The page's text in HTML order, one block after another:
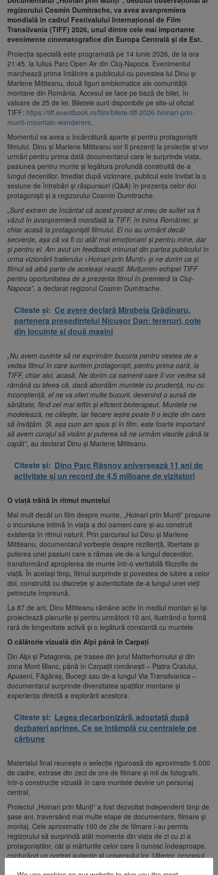
regizorului Cosmin Dumitrache, va avea avanpremiera
mondială în cadrul Festivalului Internațional de Film
Transilvania (TIFF) 2026, unul dintre cele mai importante
evenimente cinematografice din Europa Centrală și de Est.
Proiecția specială este programată pe 14 iunie 2026, de la ora
21:45, la Iulius Parc Open Air din Cluj-Napoca. Evenimentul
marchează prima întâlnire a publicului cu povestea lui Dinu și
Marlene Mititeanu, două figuri emblematice ale comunității
montane din România. Accesul se face pe bază de bilet, în
valoare de 25 de lei. Biletele sunt disponibile pe site-ul oficial
TIFF: https://tiff.eventbook.ro/film/bilete-tiff-2026-hoinari-prin-
munti-mountain-wanderers.
Momentul va avea o încărcătură aparte și pentru protagoniștii
filmului. Dinu și Marlene Mititeanu vor fi prezenți la proiecție și vor
urmări pentru prima dată documentarul care le surprinde viața,
pasiunea pentru munte și legătura profundă construită de-a
lungul deceniilor. Imediat după vizionare, publicul este invitat la o
sesiune de întrebări și răspunsuri (Q&A) în prezența celor doi
protagoniști și a regizorului Cosmin Dumitrache.
„Sunt extrem de încântat că acest proiect al meu de suflet va fi
văzut în avanpremieră mondială la TIFF, în inima României, și
chiar acasă la protagoniștii filmului. Ei nu au urmărit decât
secvențe, așa că va fi cu atât mai emoționant și pentru mine, dar
și pentru ei. Am avut un feedback minunat din partea publicului în
urma vizionării trailerului <Hoinari prin Munți> și ne dorim ca și
filmul să aibă parte de aceleași reacții. Mulțumim echipei TIFF
pentru oportunitatea de a prezenta filmul în premieră la Cluj-
Napoca”, a declarat regizorul Cosmin Dumitrache.
Citeste și: Ce avere declară Mirabela Grădinaru,
partenera președintelui Nicușor Dan: terenuri, cote
din locuințe și două mașini
„Nu avem cuvinte să ne exprimăm bucuria pentru vestea de a
vedea filmul în care suntem protagoniști, pentru prima oară, la
TIFF, chiar aici, acasă. Ne dorim ca oamenii care îl vor vedea să
rămână cu ideea că, dacă abordăm muntele cu prudență, nu cu
inconștiență, el ne va oferi multe bucurii, devenind o sursă de
sănătate, fiind cel mai ieftin și eficient bioterapeut. Muntele ne
modelează, ne călește, iar fiecare ieșire poate fi o lecție din care
să învățăm. Și, așa cum am spus și în film, este foarte important
să avem curajul să visăm și puterea să ne urmăm visurile până la
capăt”, au declarat Dinu și Marlene Mititeanu.
Citeste și: Dino Parc Râșnov aniversează 11 ani de
activitate și un record de 4,5 milioane de vizitatori
O viață trăită în ritmul muntelui
Mai mult decât un film despre munte, „Hoinari prin Munți” propune
o incursiune intimă în viața a doi oameni care și-au construit
existența în ritmul naturii. Prin parcursul lui Dinu și Marlene
Mititeanu, documentarul vorbește despre reziliență, libertate și
puterea unei pasiuni care a rămas vie de-a lungul deceniilor,
transformând apropierea de munte într-o veritabilă filozofie de
viață. În același timp, filmul surprinde și povestea de iubire a celor
doi, construită cu discreție și autenticitate de-a lungul unei vieți
petrecute împreună.
La 87 de ani, Dinu Mititeanu rămâne activ în mediul montan și își
proiectează planurile și pentru următorii 10 ani, ilustrând o formă
rară de longevitate activă și o legătură constantă cu muntele.
O călătorie vizuală din Alpi până în Carpați
Din Alpi și Patagonia, pe trasee din jurul Matterhornului și din
zona Mont Blanc, până în Carpații românești – Piatra Craiului,
Apuseni, Făgăraș, Bucegi sau de-a lungul Via Transilvanica –
documentarul surprinde diversitatea spațiilor montane și
experiența directă a explorării acestora.
Citeste și: Legea decarbonizării, adoptată după
dezbateri aprinse. Ce se întâmplă cu centralele pe
cărbune
Materialul final reunește o selecție riguroasă de aproximativ 5.000
de cadre, extrase din zeci de ore de filmare și mii de fotografii,
într-o construcție vizuală în care muntele devine un personaj
central.
Proiectul „Hoinari prin Munți” a fost dezvoltat independent timp de
șase ani, traversând mai multe etape de documentare, filmare și
montaj. Cele aproximativ 100 de zile de filmare i-au permis
regizorului să surprindă atât momente din viața de zi cu zi a
protagoniștilor, cât și mărturiile celor care îi cunosc îndeaproape,
conturând un portret autentic al universului lor. Ulterior, procesul